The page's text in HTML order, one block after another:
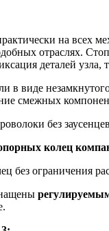
на всех
отраслях.
деталей
в виде
смежных
без
колец
без ограничения